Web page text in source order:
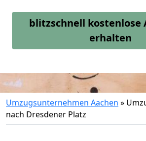
blitzschnell kostenlose
erhalten
Umzugsunternehmen Aachen »
nach Dresdener Platz